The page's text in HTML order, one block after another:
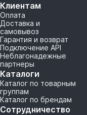
Клиентам
Оплата
Доставка и
самовывоз
Гарантия и возврат
Подключение API
Неблагонадежные
партнеры
Каталоги
Каталог по товарным
группам
Каталог по брендам
Сотрудничество